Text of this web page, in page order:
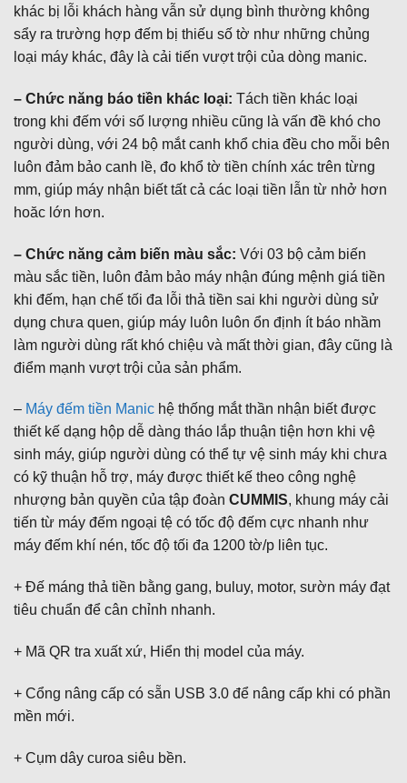
khác bị lỗi khách hàng vẫn sử dụng bình thường không
sẩy ra trường hợp đếm bị thiếu số tờ như những chủng
loại máy khác, đây là cải tiến vượt trội của dòng manic.
– Chức năng báo tiền khác loại: Tách tiền khác loại
trong khi đếm với số lượng nhiều cũng là vấn đề khó cho
người dùng, với 24 bộ mắt canh khổ chia đều cho mỗi bên
luôn đảm bảo canh lề, đo khổ tờ tiền chính xác trên từng
mm, giúp máy nhận biết tất cả các loại tiền lẫn từ nhở hơn
hoăc lớn hơn.
– Chức năng cảm biến màu sắc: Với 03 bộ cảm biến
màu sắc tiền, luôn đảm bảo máy nhận đúng mệnh giá tiền
khi đếm, hạn chế tối đa lỗi thả tiền sai khi người dùng sử
dụng chưa quen, giúp máy luôn luôn ổn định ít báo nhầm
làm người dùng rất khó chiệu và mất thời gian, đây cũng là
điểm mạnh vượt trội của sản phẩm.
– Máy đếm tiền Manic hệ thống mắt thần nhận biết được
thiết kế dạng hộp dễ dàng tháo lắp thuận tiện hơn khi vệ
sinh máy, giúp người dùng có thể tự vệ sinh máy khi chưa
có kỹ thuận hỗ trợ, máy được thiết kế theo công nghệ
nhượng bản quyền của tập đoàn CUMMIS, khung máy cải
tiến từ máy đếm ngoại tệ có tốc độ đếm cực nhanh như
máy đếm khí nén, tốc độ tối đa 1200 tờ/p liên tục.
+ Đế máng thả tiền bằng gang, buluy, motor, sườn máy đạt
tiêu chuẩn để cân chỉnh nhanh.
+ Mã QR tra xuất xứ, Hiển thị model của máy.
+ Cổng nâng cấp có sẵn USB 3.0 để nâng cấp khi có phần
mền mới.
+ Cụm dây curoa siêu bền.